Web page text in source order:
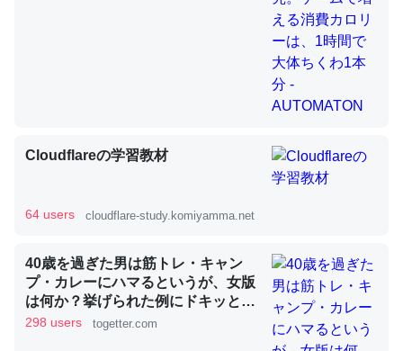
利だから両方が拮抗してるのでは」とあって面白い。海に
いる鋏角類（カブトガニ・ウミグモ）はカルシウムを使わ
ずキチンを強化してる筈だが、酵素が違うのか？
─ニュース :: 【研究発表】昆虫学の大問題＝「昆虫はなぜ海にいな
これを元に考えるとカルシウムを大量に使う脊椎動物と貝
ジになったり努力してるし。
─ニュース :: 【研究発表】昆虫学の大問題＝「昆虫はなぜ海にいな
いのか」に関する新仮説
Cloudflareの学習教材
64 users cloudflare-study.komiyamma.net
40歳を過ぎた男は筋トレ・キャン
プ・カレーにハマるというが、女版
は何か？挙げられた例にドキッとす
る「当てはまって笑った」
298 users togetter.com